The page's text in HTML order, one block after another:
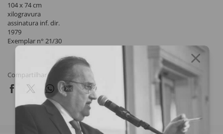
104 x 74 cm
xilogravura
assinatura inf. dir.
1979
Exemplar n° 21/30
Compartilhar